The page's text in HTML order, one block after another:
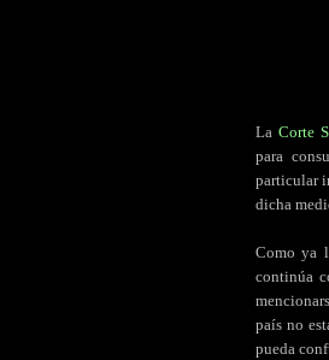
La Corte
para
particular
dicha
Como ya
continúa
país no
pueda